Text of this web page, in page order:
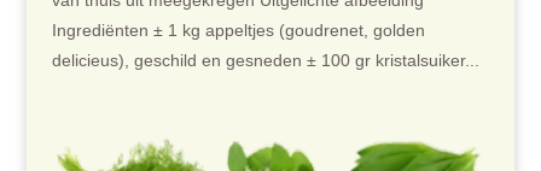
Ingrediënten ± 1 kg appeltjes (goudrenet, golden
delicieus), geschild en gesneden ± 100 gr kristalsuiker...